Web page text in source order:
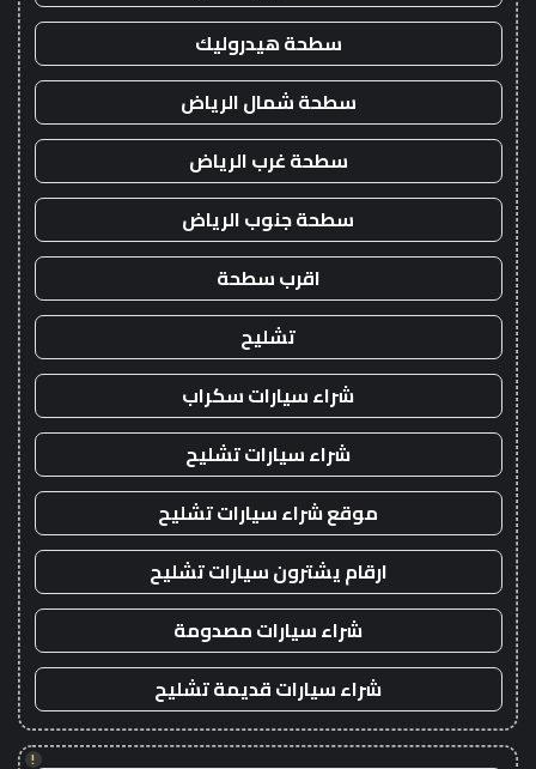
سطحة هيدروليك
سطحة شمال الرياض
سطحة غرب الرياض
سطحة جنوب الرياض
اقرب سطحة
تشليح
شراء سيارات سكراب
شراء سيارات تشليح
موقع شراء سيارات تشليح
ارقام يشترون سيارات تشليح
شراء سيارات مصدومة
شراء سيارات قديمة تشليح
!